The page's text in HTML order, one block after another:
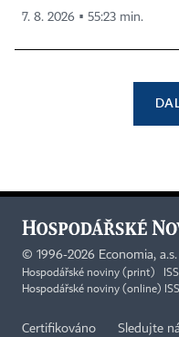
7. 8. 2026 ▪ 55:23 min.
© 1996-2026 Economia, a.s.
Hospodářské noviny (print)
Hospodářské noviny (online)
Certifikováno Sledujte